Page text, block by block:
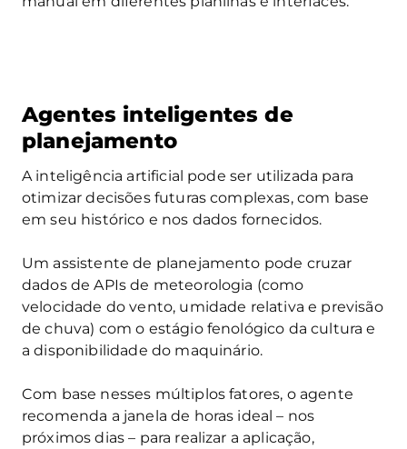
Agentes inteligentes de
planejamento
A inteligência artificial pode ser utilizada para
otimizar decisões futuras complexas, com base
em seu histórico e nos dados fornecidos.
Um assistente de planejamento pode cruzar
dados de APIs de meteorologia (como
velocidade do vento, umidade relativa e previsão
de chuva) com o estágio fenológico da cultura e
a disponibilidade do maquinário.
Com base nesses múltiplos fatores, o agente
recomenda a janela de horas ideal – nos
próximos dias – para realizar a aplicação,